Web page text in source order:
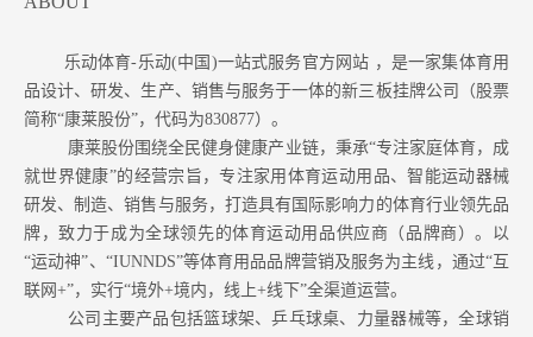
乐动体育-乐动(中国)一站式服务官方网站 ，是一家集体育用
品设计、研发、生产、销售与服务于一体的新三板挂牌公司（股票
简称“康莱股份”，代码为830877）。
康莱股份围绕全民健身健康产业链，秉承“专注家庭体育，成
就世界健康”的经营宗旨，专注家用体育运动用品、智能运动器械
研发、制造、销售与服务，打造具有国际影响力的体育行业领先品
牌，致力于成为全球领先的体育运动用品供应商（品牌商）。以
“运动神”、“IUNNDS”等体育用品品牌营销及服务为主线，通过“互
联网+”，实行“境外+境内，线上+线下”全渠道运营。
公司主要产品包括篮球架、乒乓球桌、力量器械等，全球销